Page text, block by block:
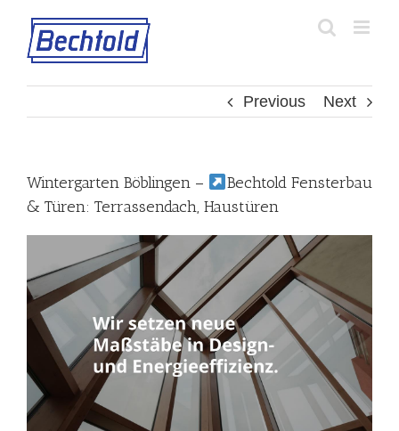
content
Previous Next
Wintergarten Böblingen –
Bechtold Fensterbau
& Türen: Terrassendach, Haustüren